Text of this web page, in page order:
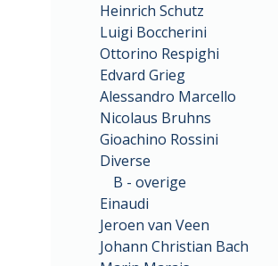
Heinrich Schutz
Luigi Boccherini
Ottorino Respighi
Edvard Grieg
Alessandro Marcello
Nicolaus Bruhns
Gioachino Rossini
Diverse
B - overige
Einaudi
Jeroen van Veen
Johann Christian Bach